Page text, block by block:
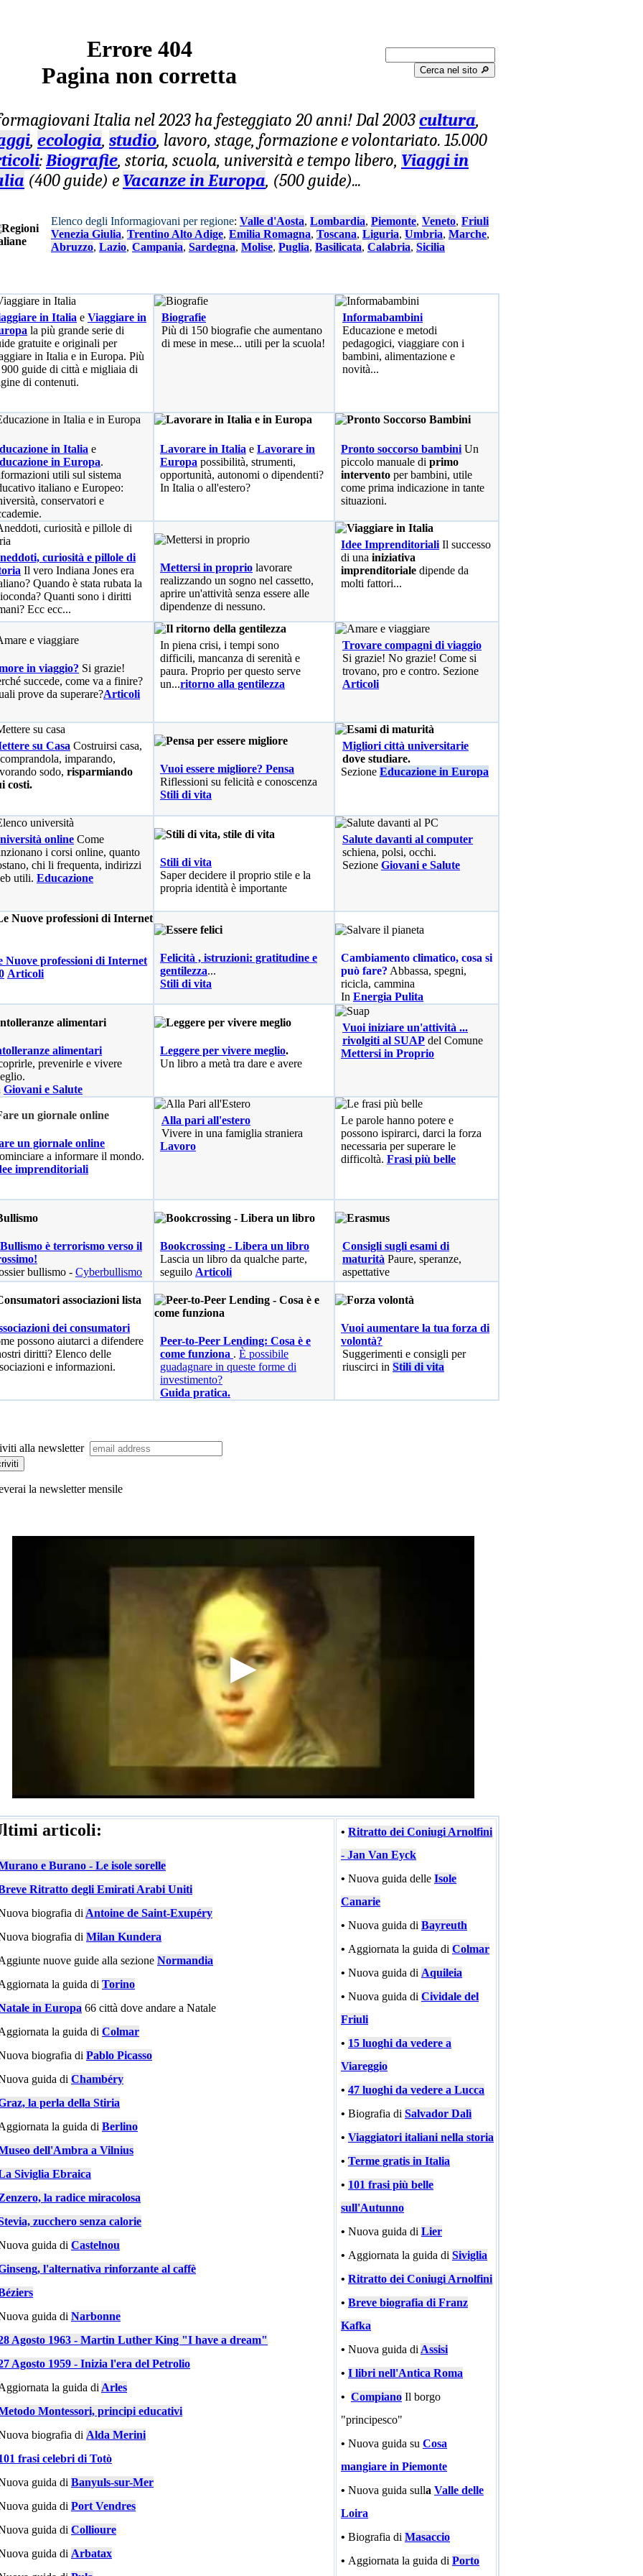
Errore 404
Pagina non corretta
Cerca nel sito 🔎︎
Italia nel 2023 ha festeggiato 20 anni! Dal 2003cultura,
, ecologia, studio, lavoro, stage, formazione e volontariato. 15.000
:Biografie, storia, scuola, università e tempo libero, Viaggi in
(400 guide) e Vacanze in Europa, (500 guide)...
Elenco degli Informagiovani per regione: Valle d'Aosta, Lombardia, Piemonte, Veneto, Friuli
Venezia Giulia, Trentino Alto Adige, Emilia Romagna, Toscana, Liguria, Umbria, Marche,
Abruzzo, Lazio, Campania, Sardegna, Molise, Puglia, Basilicata, Calabria, Sicilia
in Italia e Viaggiare in
la più grande serie di
gratuite e originali per
in Italia e in Europa. Più
guide di città e migliaia di
di contenuti.
Biografie
Più di 150 biografie che aumentano
di mese in mese... utili per la scuola!
Informabambini
Educazione e metodi
pedagogici, viaggiare con i
bambini, alimentazione e
novità...
in Italia e
in Europa.
utili sul sistema
italiano e Europeo:
conservatori e
Lavorare in Italia e Lavorare in
Europa possibilità, strumenti,
opportunità, autonomi o dipendenti?
In Italia o all'estero?
Pronto soccorso bambini Un
piccolo manuale di primo
intervento per bambini, utile
come prima indicazione in tante
situazioni.
curiosità e pillole di
Il vero Indiana Jones era
Quando è stata rubata la
Quanti sono i diritti
Ecc ecc...
Mettersi in proprio lavorare
realizzando un sogno nel cassetto,
aprire un'attività senza essere alle
dipendenze di nessuno.
Idee Imprenditoriali Il successo
di una iniziativa
imprenditoriale dipende da
molti fattori...
in viaggio? Si grazie!
succede, come va a finire?
prove da superare?Articoli
In piena crisi, i tempi sono
difficili, mancanza di serenità e
paura. Proprio per questo serve
un...ritorno alla gentilezza
Trovare compagni di viaggio
Si grazie! No grazie! Come si
trovano, pro e contro. Sezione
Articoli
su Casa Costruirsi casa,
imparando,
sodo, risparmiando
costi.
Vuoi essere migliore? Pensa
Riflessioni su felicità e conoscenza
Stili di vita
Migliori città universitarie
dove studiare.
Sezione Educazione in Europa
online Come
i corsi online, quanto
chi li frequenta, indirizzi
utili. Educazione
Stili di vita
Saper decidere il proprio stile e la
propria identità è importante
Salute davanti al computer
schiena, polsi, occhi.
Sezione Giovani e Salute
Nuove professioni di Internet
Articoli
Felicità , istruzioni: gratitudine e
gentilezza...
Stili di vita
Cambiamento climatico, cosa si
può fare? Abbassa, spegni,
ricicla, cammina
In Energia Pulita
alimentari
prevenirle e vivere
Giovani e Salute
Leggere per vivere meglio.
Un libro a metà tra dare e avere
Vuoi iniziare un'attività ...
rivolgiti al SUAP del Comune
Mettersi in Proprio
un giornale online
a informare il mondo.
imprenditoriali
Alla pari all'estero
Vivere in una famiglia straniera
Lavoro
Le parole hanno potere e
possono ispirarci, darci la forza
necessaria per superare le
difficoltà. Frasi più belle
è terrorismo verso il
bullismo - Cyberbullismo
Bookcrossing - Libera un libro
Lascia un libro da qualche parte,
seguilo Articoli
Consigli sugli esami di
maturità Paure, speranze,
aspettative
dei consumatori
possono aiutarci a difendere
diritti? Elenco delle
e informazioni.
Peer-to-Peer Lending: Cosa è e
come funziona . È possibile
guadagnare in queste forme di
investimento?
Guida pratica.
Vuoi aumentare la tua forza di
volontà?
Suggerimenti e consigli per
riuscirci in Stili di vita
alla newsletter
la newsletter mensile
articoli:
e Burano - Le isole sorelle
Ritratto degli Emirati Arabi Uniti
biografia di Antoine de Saint-Exupéry
biografia di Milan Kundera
nuove guide alla sezione Normandia
la guida di Torino
in Europa 66 città dove andare a Natale
la guida di Colmar
biografia di Pablo Picasso
guida di Chambéry
la perla della Stiria
la guida di Berlino
dell'Ambra a Vilnius
Siviglia Ebraica
la radice miracolosa
zucchero senza calorie
guida di Castelnou
l'alternativa rinforzante al caffè
guida di Narbonne
Agosto 1963 - Martin Luther King "I have a dream"
Agosto 1959 - Inizia l'era del Petrolio
la guida di Arles
Montessori, principi educativi
biografia di Alda Merini
frasi celebri di Totò
guida di Banyuls-sur-Mer
guida di Port Vendres
guida di Collioure
guida di Arbatax
• Ritratto dei Coniugi Arnolfini
- Jan Van Eyck
• Nuova guida delle Isole
Canarie
• Nuova guida di Bayreuth
• Aggiornata la guida di Colmar
• Nuova guida di Aquileia
• Nuova guida di Cividale del
Friuli
• 15 luoghi da vedere a
Viareggio
• 47 luoghi da vedere a Lucca
• Biografia di Salvador Dalì
• Viaggiatori italiani nella storia
• Terme gratis in Italia
• 101 frasi più belle
sull'Autunno
• Nuova guida di Lier
• Aggiornata la guida di Siviglia
• Ritratto dei Coniugi Arnolfini
• Breve biografia di Franz
Kafka
• Nuova guida di Assisi
• I libri nell'Antica Roma
• Compiano Il borgo
"principesco"
• Nuova guida su Cosa
mangiare in Piemonte
• Nuova guida sulla Valle delle
Loira
• Biografia di Masaccio
• Aggiornata la guida di Porto